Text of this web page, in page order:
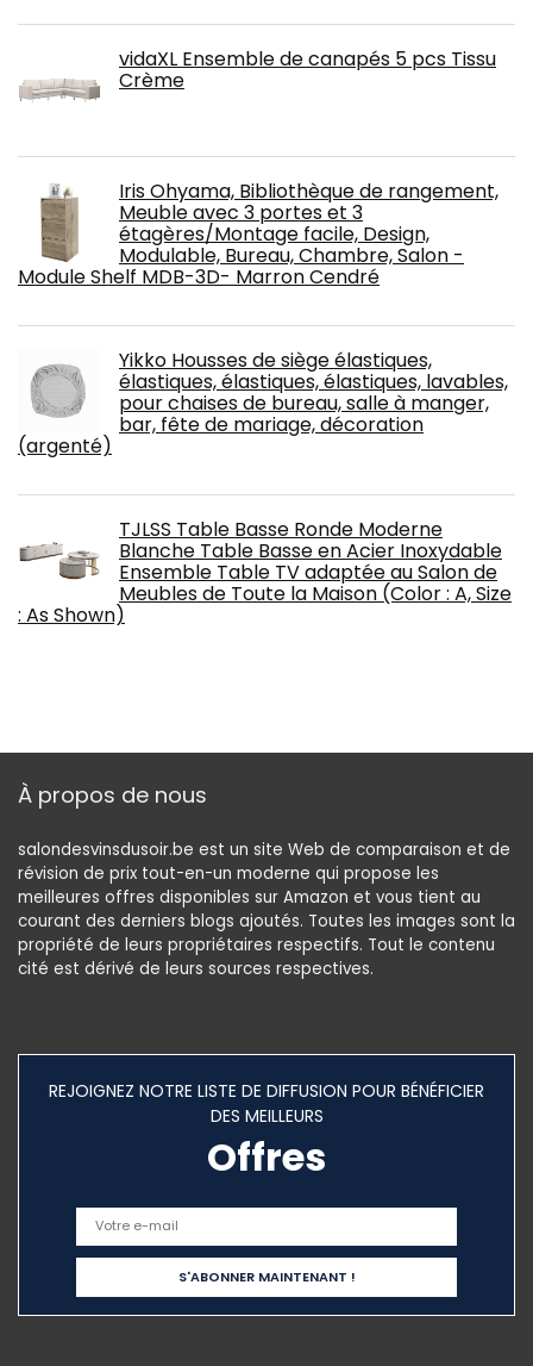
vidaXL Ensemble de canapés 5 pcs Tissu
Crème
Iris Ohyama, Bibliothèque de rangement,
Meuble avec 3 portes et 3
étagères/Montage facile, Design,
Modulable, Bureau, Chambre, Salon -
Module Shelf MDB-3D- Marron Cendré
Yikko Housses de siège élastiques,
élastiques, élastiques, élastiques, lavables,
pour chaises de bureau, salle à manger,
bar, fête de mariage, décoration
(argenté)
TJLSS Table Basse Ronde Moderne
Blanche Table Basse en Acier Inoxydable
Ensemble Table TV adaptée au Salon de
Meubles de Toute la Maison (Color : A, Size
: As Shown)
À propos de nous
salondesvinsdusoir.be est un site Web de comparaison et de
révision de prix tout-en-un moderne qui propose les
meilleures offres disponibles sur Amazon et vous tient au
courant des derniers blogs ajoutés. Toutes les images sont la
propriété de leurs propriétaires respectifs. Tout le contenu
cité est dérivé de leurs sources respectives.
REJOIGNEZ NOTRE LISTE DE DIFFUSION POUR BÉNÉFICIER
DES MEILLEURS
Offres